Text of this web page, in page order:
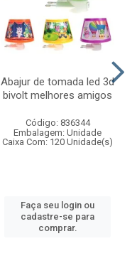
Abajur de tomada led 3d
bivolt melhores amigos
Código: 836344
Embalagem: Unidade
Caixa Com: 120 Unidade(s)
Faça seu login ou
cadastre-se para
comprar.